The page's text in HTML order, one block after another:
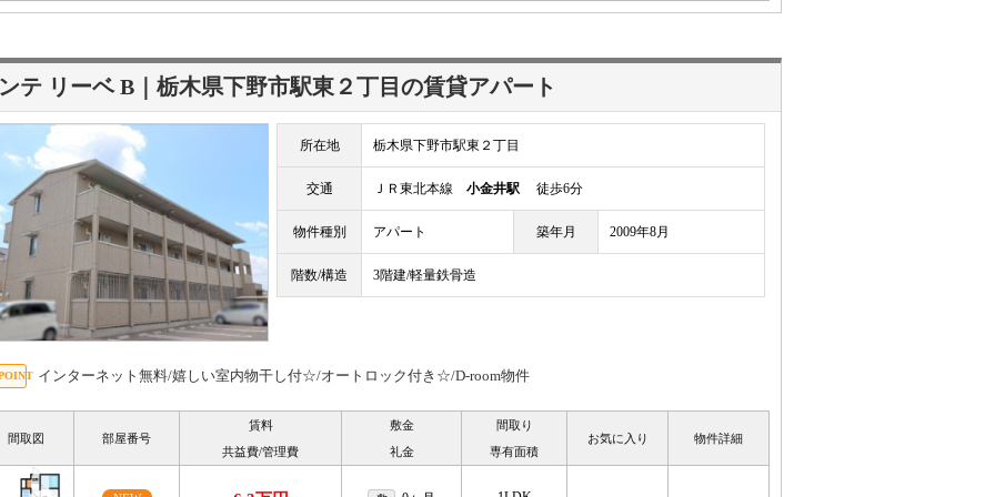
テ リーベ B｜栃木県下野市駅東２丁目の賃貸アパート
所在地 栃木県下野市駅東２丁目
交通 ＪＲ東北本線 小金井駅 徒歩6分
物件種別 アパート 築年月 2009年8月
階数/構造 3階建/軽量鉄骨造
インターネット無料/嬉しい室内物干し付☆/オートロック付き☆/D-room物件
間取図 部屋番号
賃料
共益費/管理費
敷金
礼金
間取り
専有面積
お気に入り 物件詳細